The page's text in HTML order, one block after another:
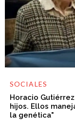
SOCIALES
Horacio
hijos. Ellos
la genética"